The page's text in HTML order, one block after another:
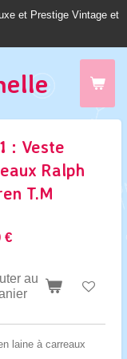
et Prestige Vintage et
: Veste
Ralph
T.M
€
au
laine à carreaux